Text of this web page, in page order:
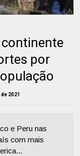
por
2021
e Peru nas
com mais